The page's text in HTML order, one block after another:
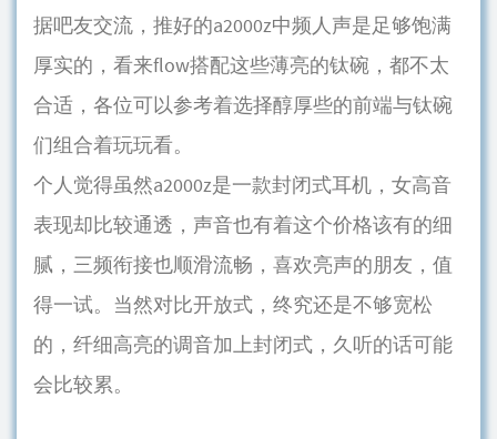
据吧友交流，推好的a2000z中频人声是足够饱满
厚实的，看来flow搭配这些薄亮的钛碗，都不太
合适，各位可以参考着选择醇厚些的前端与钛碗
们组合着玩玩看。
个人觉得虽然a2000z是一款封闭式耳机，女高音
表现却比较通透，声音也有着这个价格该有的细
腻，三频衔接也顺滑流畅，喜欢亮声的朋友，值
得一试。当然对比开放式，终究还是不够宽松
的，纤细高亮的调音加上封闭式，久听的话可能
会比较累。